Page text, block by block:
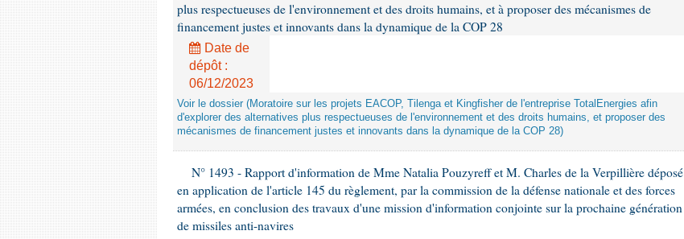
plus respectueuses de l'environnement et des droits humains, et à proposer des mécanismes de
financement justes et innovants dans la dynamique de la COP 28
Date de
dépôt :
06/12/2023
Voir le dossier (Moratoire sur les projets EACOP, Tilenga et Kingfisher de l'entreprise TotalEnergies afin
d'explorer des alternatives plus respectueuses de l'environnement et des droits humains, et proposer des
mécanismes de financement justes et innovants dans la dynamique de la COP 28)
N° 1493 - Rapport d'information de Mme Natalia Pouzyreff et M. Charles de la Verpillière déposé
en application de l'article 145 du règlement, par la commission de la défense nationale et des forces
armées, en conclusion des travaux d'une mission d'information conjointe sur la prochaine génération
de missiles anti-navires